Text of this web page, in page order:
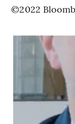
©2022